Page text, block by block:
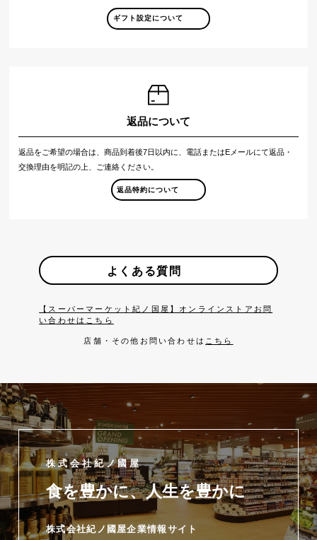
ギフト設定について
返品について
返品をご希望の場合は、商品到着後7日以内に、電話またはEメールにて返品・
交換理由を明記の上、ご連絡ください。
返品特約について
よくある質問
【スーパーマーケット紀ノ国屋】オンラインストアお問
い合わせはこちら
店舗・その他お問い合わせは こちら
株式会社紀ノ國屋
食を豊かに、人生を豊かに
株式会社紀ノ國屋企業情報サイト